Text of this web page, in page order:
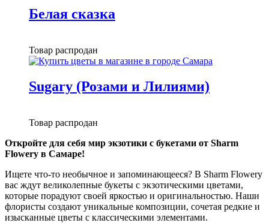
Белая сказка
Товар распродан
Sugary (Розами и Лилиями)
Товар распродан
Откройте для себя мир экзотики с букетами от Sharm
Flowery в Самаре!
Ищете что-то необычное и запоминающееся? В Sharm Flowery
вас ждут великолепные букеты с экзотическими цветами,
которые порадуют своей яркостью и оригинальностью. Наши
флористы создают уникальные композиции, сочетая редкие и
изысканные цветы с классическими элементами.